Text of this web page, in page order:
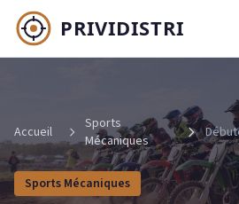
Accueil
Sports
Mécaniques
Sports Mécaniques